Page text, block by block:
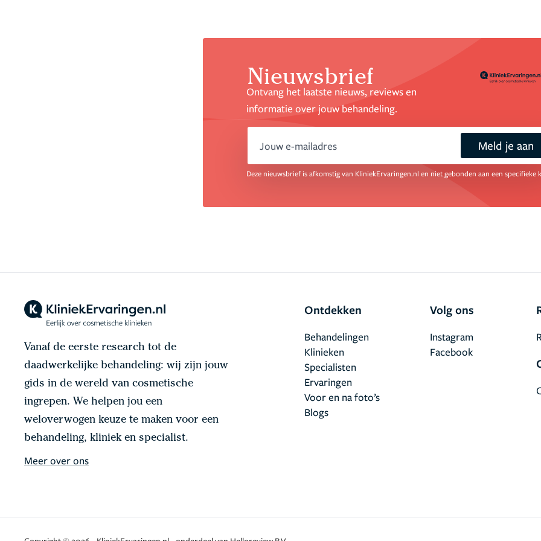
Nieuwsbrief
Ontvang het laatste nieuws, reviews en
informatie over jouw behandeling.
email Meld je aan
Deze nieuwsbrief is afkomstig van KliniekErvaringen.nl en niet gebonden aan een specifieke
Vanaf de eerste research tot de
daadwerkelijke behandeling: wij zijn jouw
gids in de wereld van cosmetische
ingrepen. We helpen jou een
weloverwogen keuze te maken voor een
behandeling, kliniek en specialist.
Meer over ons
Ontdekken
Behandelingen
Klinieken
Specialisten
Ervaringen
Voor en na foto’s
Blogs
Volg ons
Facebook
Instagram